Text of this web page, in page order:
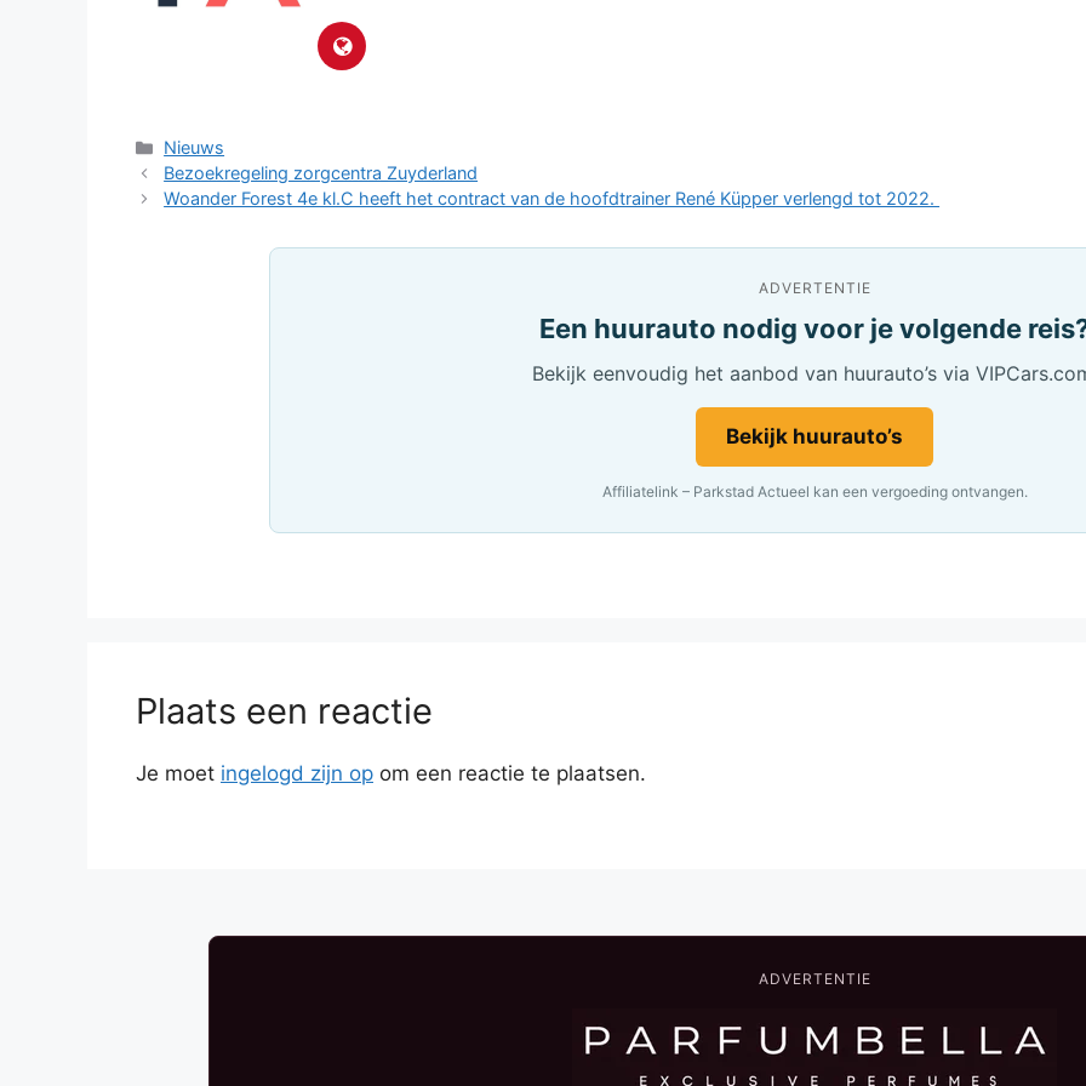
Categorieën
Nieuws
Bezoekregeling zorgcentra Zuyderland
Woander Forest 4e kl.C heeft het contract van de hoofdtrainer René Küpper verlengd tot 2022.
ADVERTENTIE
Een huurauto nodig voor je volgende
Bekijk eenvoudig het aanbod van huurauto’s via
Bekijk huurauto’s
Affiliatelink – Parkstad Actueel kan een vergoeding ontvangen.
Plaats een reactie
Je moet ingelogd zijn op om een reactie te plaatsen.
ADVERTENTIE